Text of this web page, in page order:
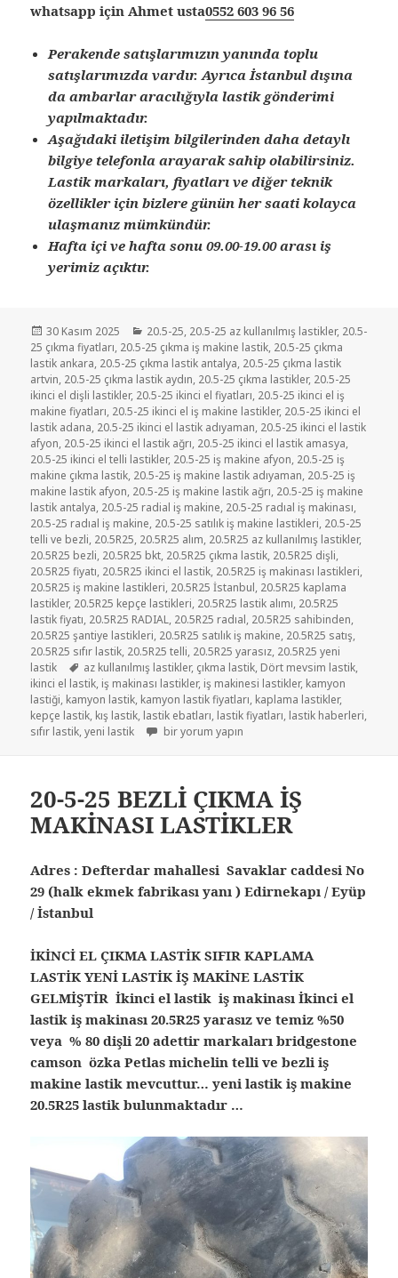
whatsapp için Ahmet usta0552 603 96 56
Perakende satışlarımızın yanında toplu
satışlarımızda vardır. Ayrıca İstanbul dışına
da ambarlar aracılığıyla lastik gönderimi
yapılmaktadır.
Aşağıdaki iletişim bilgilerinden daha detaylı
bilgiye telefonla arayarak sahip olabilirsiniz.
Lastik markaları, fiyatları ve diğer teknik
özellikler için bizlere günün her saati kolayca
ulaşmanız mümkündür.
Hafta içi ve hafta sonu 09.00-19.00 arası iş
yerimiz açıktır.
Yayın
tarihi
30 Kasım 2025 Kategoriler
20.5-25, 20.5-25 az kullanılmış lastikler, 20.5-
25 çıkma fiyatları, 20.5-25 çıkma iş makine lastik, 20.5-25 çıkma
lastik ankara, 20.5-25 çıkma lastik antalya, 20.5-25 çıkma lastik
artvin, 20.5-25 çıkma lastik aydın, 20.5-25 çıkma lastikler, 20.5-25
ikinci el dişli lastikler, 20.5-25 ikinci el fiyatları, 20.5-25 ikinci el iş
makine fiyatları, 20.5-25 ikinci el iş makine lastikler, 20.5-25 ikinci el
lastik adana, 20.5-25 ikinci el lastik adıyaman, 20.5-25 ikinci el lastik
afyon, 20.5-25 ikinci el lastik ağrı, 20.5-25 ikinci el lastik amasya,
20.5-25 ikinci el telli lastikler, 20.5-25 iş makine afyon, 20.5-25 iş
makine çıkma lastik, 20.5-25 iş makine lastik adıyaman, 20.5-25 iş
makine lastik afyon, 20.5-25 iş makine lastik ağrı, 20.5-25 iş makine
lastik antalya, 20.5-25 radial iş makine, 20.5-25 radıal iş makinası,
20.5-25 radıal iş makine, 20.5-25 satılık iş makine lastikleri, 20.5-25
telli ve bezli, 20.5R25, 20.5R25 alım, 20.5R25 az kullanılmış lastikler,
20.5R25 bezli, 20.5R25 bkt, 20.5R25 çıkma lastik, 20.5R25 dişli,
20.5R25 fiyatı, 20.5R25 ikinci el lastik, 20.5R25 iş makinası lastikleri,
20.5R25 iş makine lastikleri, 20.5R25 İstanbul, 20.5R25 kaplama
lastikler, 20.5R25 kepçe lastikleri, 20.5R25 lastik alımı, 20.5R25
lastik fiyatı, 20.5R25 RADIAL, 20.5R25 radıal, 20.5R25 sahibinden,
20.5R25 şantiye lastikleri, 20.5R25 satılık iş makine, 20.5R25 satış,
20.5R25 sıfır lastik, 20.5R25 telli, 20.5R25 yarasız, 20.5R25 yeni
lastik
Etiketler
az kullanılmış lastikler, çıkma lastik, Dört mevsim lastik,
ikinci el lastik, iş makinası lastikler, iş makinesi lastikler, kamyon
lastiği, kamyon lastik, kamyon lastik fiyatları, kaplama lastikler,
kepçe lastik, kış lastik, lastik ebatları, lastik fiyatları, lastik haberleri,
sıfır lastik,yeni lastik İŞ MAKİNESİ LASTİKLER 20.5-25 için
bir yorum yapın
20-5-25 BEZLİ ÇIKMA İŞ
MAKİNASI LASTİKLER
Adres : Defterdar mahallesi Savaklar caddesi No
29 (halk ekmek fabrikası yanı ) Edirnekapı / Eyüp
/ İstanbul
İKİNCİ EL ÇIKMA LASTİK SIFIR KAPLAMA
LASTİK YENİ LASTİK İŞ MAKİNE LASTİK
GELMİŞTİR İkinci el lastik iş makinası İkinci el
lastik iş makinası 20.5R25 yarasız ve temiz %50
veya % 80 dişli 20 adettir markaları bridgestone
camson özka Petlas michelin telli ve bezli iş
makine lastik mevcuttur… yeni lastik iş makine
20.5R25 lastik bulunmaktadır …